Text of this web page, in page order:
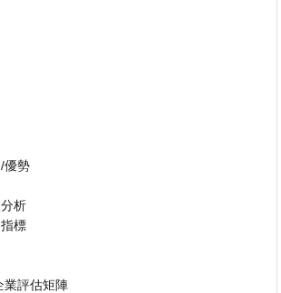
優勢
析
標
業評估矩陣